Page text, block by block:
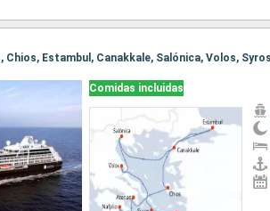
Comidas incluidas